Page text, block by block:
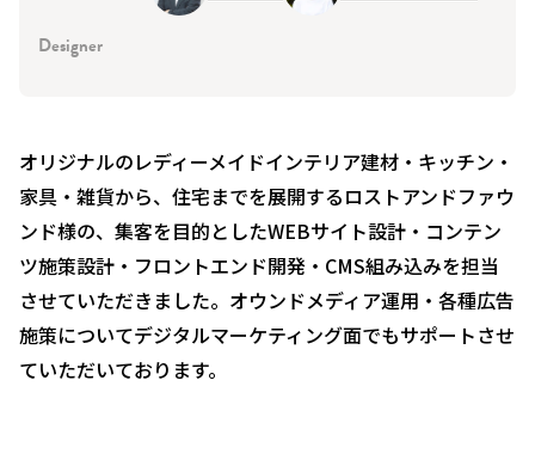
Designer
オリジナルのレディーメイドインテリア建材・キッチン・
家具・雑貨から、住宅までを展開するロストアンドファウ
ンド様の、集客を目的としたWEBサイト設計・コンテン
ツ施策設計・フロントエンド開発・CMS組み込みを担当
させていただきました。オウンドメディア運用・各種広告
施策についてデジタルマーケティング面でもサポートさせ
ていただいております。